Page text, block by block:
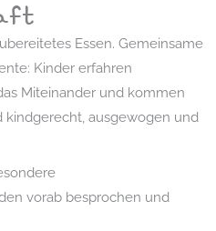
Essen. Gemeinsame
Kinder erfahren
Miteinander und kommen
kindgerecht, ausgewogen und
vorab besprochen und